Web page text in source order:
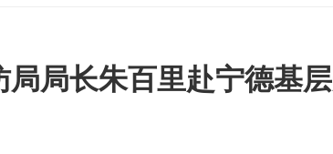
局局长朱百里赴宁德基